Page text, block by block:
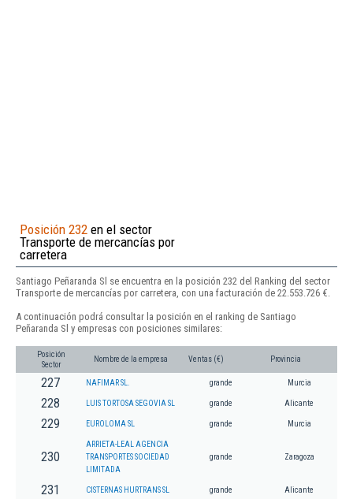
Posición 232 en el sector
Transporte de mercancías por
carretera
Santiago Peñaranda Sl se encuentra en la posición 232 del Ranking del sector
Transporte de mercancías por carretera, con una facturación de 22.553.726 €.
A continuación podrá consultar la posición en el ranking de Santiago
Peñaranda Sl y empresas con posiciones similares:
Posición
Sector
Nombre de la empresa Ventas (€) Provincia
227 NAFIMAR SL. grande Murcia
228 LUIS TORTOSA SEGOVIA SL grande Alicante
229 EUROLOMA SL grande Murcia
230
ARRIETA-LEAL AGENCIA
TRANSPORTES SOCIEDAD
LIMITADA
grande Zaragoza
231 CISTERNAS HURTRANS SL grande Alicante